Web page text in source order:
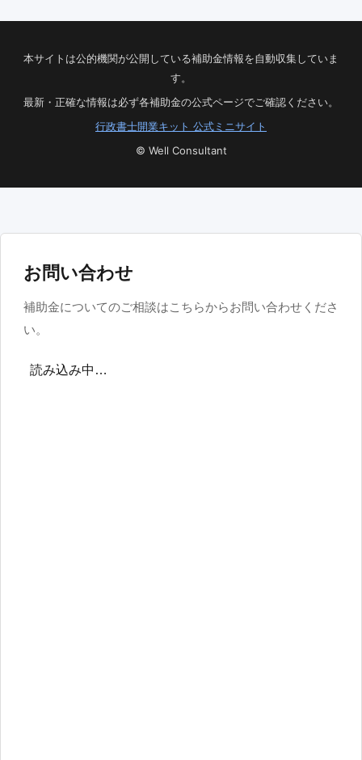
本サイトは公的機関が公開している補助金情報を自動収集していま
す。
最新・正確な情報は必ず各補助金の公式ページでご確認ください。
行政書士開業キット 公式ミニサイト
© Well Consultant
お問い合わせ
補助金についてのご相談はこちらからお問い合わせくださ
い。